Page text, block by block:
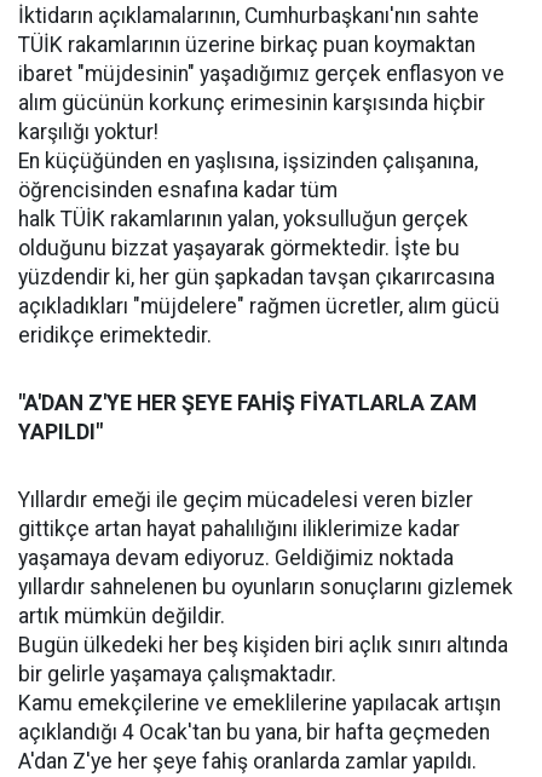
İktidarın açıklamalarının, Cumhurbaşkanı'nın sahte
TÜİK rakamlarının üzerine birkaç puan koymaktan
ibaret "müjdesinin" yaşadığımız gerçek enflasyon ve
alım gücünün korkunç erimesinin karşısında hiçbir
karşılığı yoktur!
En küçüğünden en yaşlısına, işsizinden çalışanına,
öğrencisinden esnafına kadar tüm
halk TÜİK rakamlarının yalan, yoksulluğun gerçek
olduğunu bizzat yaşayarak görmektedir. İşte bu
yüzdendir ki, her gün şapkadan tavşan çıkarırcasına
açıkladıkları "müjdelere" rağmen ücretler, alım gücü
eridikçe erimektedir.
"A'DAN Z'YE HER ŞEYE FAHİŞ FİYATLARLA ZAM
YAPILDI"
Yıllardır emeği ile geçim mücadelesi veren bizler
gittikçe artan hayat pahalılığını iliklerimize kadar
yaşamaya devam ediyoruz. Geldiğimiz noktada
yıllardır sahnelenen bu oyunların sonuçlarını gizlemek
artık mümkün değildir.
Bugün ülkedeki her beş kişiden biri açlık sınırı altında
bir gelirle yaşamaya çalışmaktadır.
Kamu emekçilerine ve emeklilerine yapılacak artışın
açıklandığı 4 Ocak'tan bu yana, bir hafta geçmeden
A'dan Z'ye her şeye fahiş oranlarda zamlar yapıldı.